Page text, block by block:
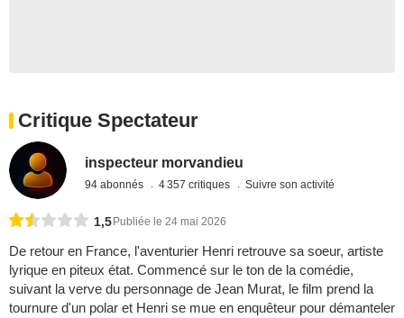
Critique Spectateur
inspecteur morvandieu
94 abonnés 4 357 critiques Suivre son activité
1,5 Publiée le 24 mai 2026
De retour en France, l'aventurier Henri retrouve sa soeur, artiste
lyrique en piteux état. Commencé sur le ton de la comédie,
suivant la verve du personnage de Jean Murat, le film prend la
tournure d'un polar et Henri se mue en enquêteur pour démanteler